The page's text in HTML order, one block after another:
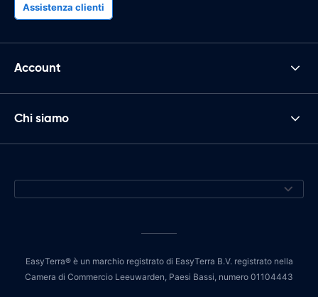
Assistenza clienti
Account
Chi siamo
EasyTerra® è un marchio registrato di EasyTerra B.V. registrato nella
Camera di Commercio Leeuwarden, Paesi Bassi, numero 01104443